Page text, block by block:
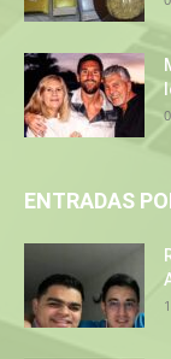
ENTRADAS